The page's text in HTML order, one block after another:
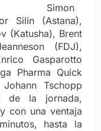
Simon
Silin (Astana),
(Katusha), Brent
(FDJ),
Gasparotto
Pharma Quick
Tschopp
de la jornada,
con una ventaja
hasta la